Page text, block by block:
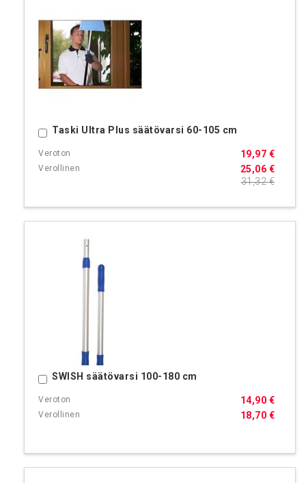
Taski Ultra Plus säätövarsi 60-105 cm
25,06 €
19,97 €
31,32 €
Ostoskoriin
SWISH säätövarsi 100-180 cm
18,70 €
14,90 €
Ostoskoriin